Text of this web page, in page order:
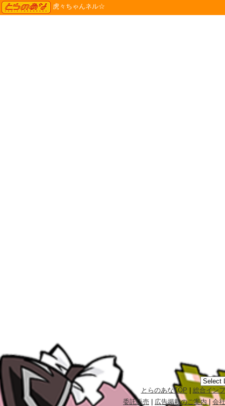
TORANOANA
虎々ちゃんネル☆
とらのあなTOP
総合イン
委託販売
広告掲載のご案内|会